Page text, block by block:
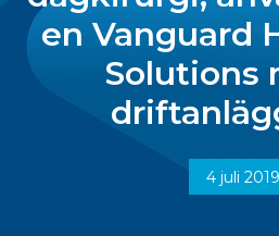
en Vanguard
Solutions
4 juli 2019